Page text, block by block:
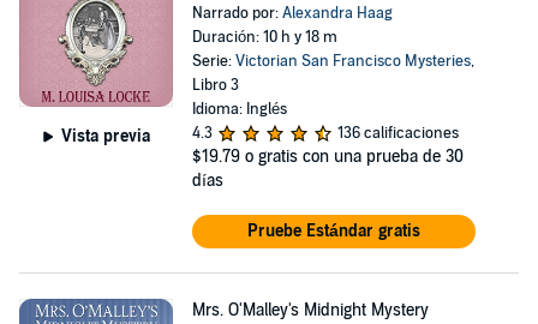
Vista previa
Narrado por:Alexandra Haag
Duración: 10 h y 18 m
Serie:Victorian San Francisco Mysteries,
Libro 3
Idioma: Inglés
4.3
136 calificaciones
$19.79 o gratis con una prueba de 30
días
Pruebe Estándar gratis
Mrs. O'Malley's Midnight Mystery